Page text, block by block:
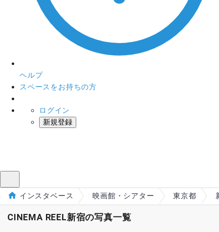
ヘルプ
スペースをお持ちの方
ログイン
新規登録
インスタベース 映画館・シアター 東京都
CINEMA REEL新宿の写真一覧